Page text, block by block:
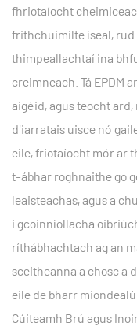
fhriotaíocht
frithchuimilte íseal, rud
thimpeallachtaí ina
creimneach. Tá EPDM
aigéid, agus teocht
d'iarratais uisce nó
eile, friotaíocht mór ar
t-ábhar roghnaithe go
leaisteachas, agus a
i gcoinníollacha
ríthábhachtach ag an
sceitheanna a chosc a
eile de bharr
Cúiteamh Brú agus